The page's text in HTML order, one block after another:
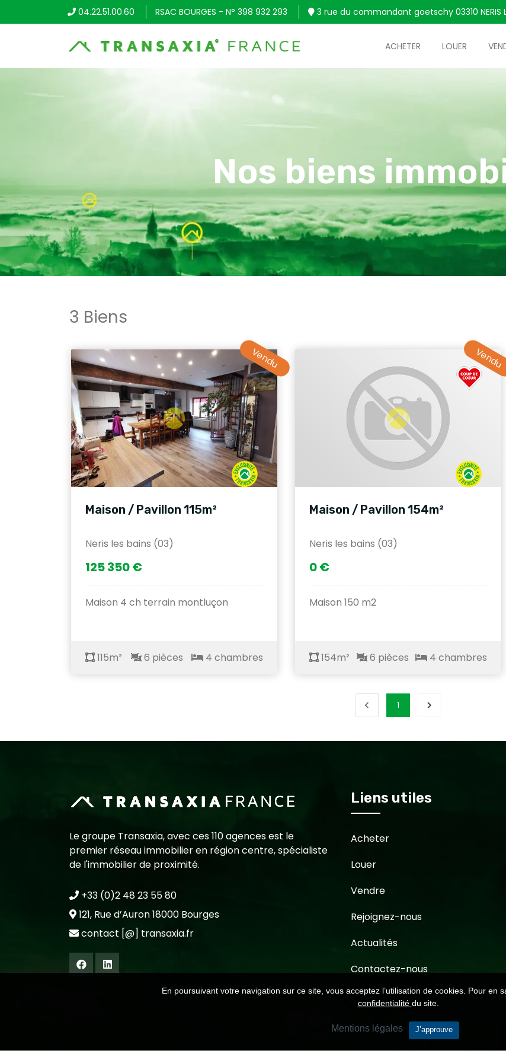
04.22.51.00.60 RSAC BOURGES - N° 398 932 293 3 rue du commandant goetschy 03310 NERIS
ACHETER LOUER
Nos biens
3 Biens
Vendu
Maison / Pavillon 115m²
Neris les bains (03)
125 350 €
Maison 4 ch terrain montluçon
115m² 6 pièces 4 chambres
Vendu
Maison / Pavillon 154m²
Neris les bains (03)
0 €
Maison 150 m2
154m² 6 pièces 4 chambres
1
Le groupe Transaxia, avec ces 110 agences est le
premier réseau immobilier en région centre, spécialiste
de l'immobilier de proximité.
+33 (0)2 48 23 55 80
121, Rue d’Auron 18000 Bourges
contact [@] transaxia.fr
Liens utiles
Acheter
Louer
Vendre
Rejoignez-nous
Actualités
Contactez-nous
En poursuivant votre navigation sur ce site, vous acceptez l’utilisation de cookies. Pour en
confidentialité du site.
Mentions légales J’approuve